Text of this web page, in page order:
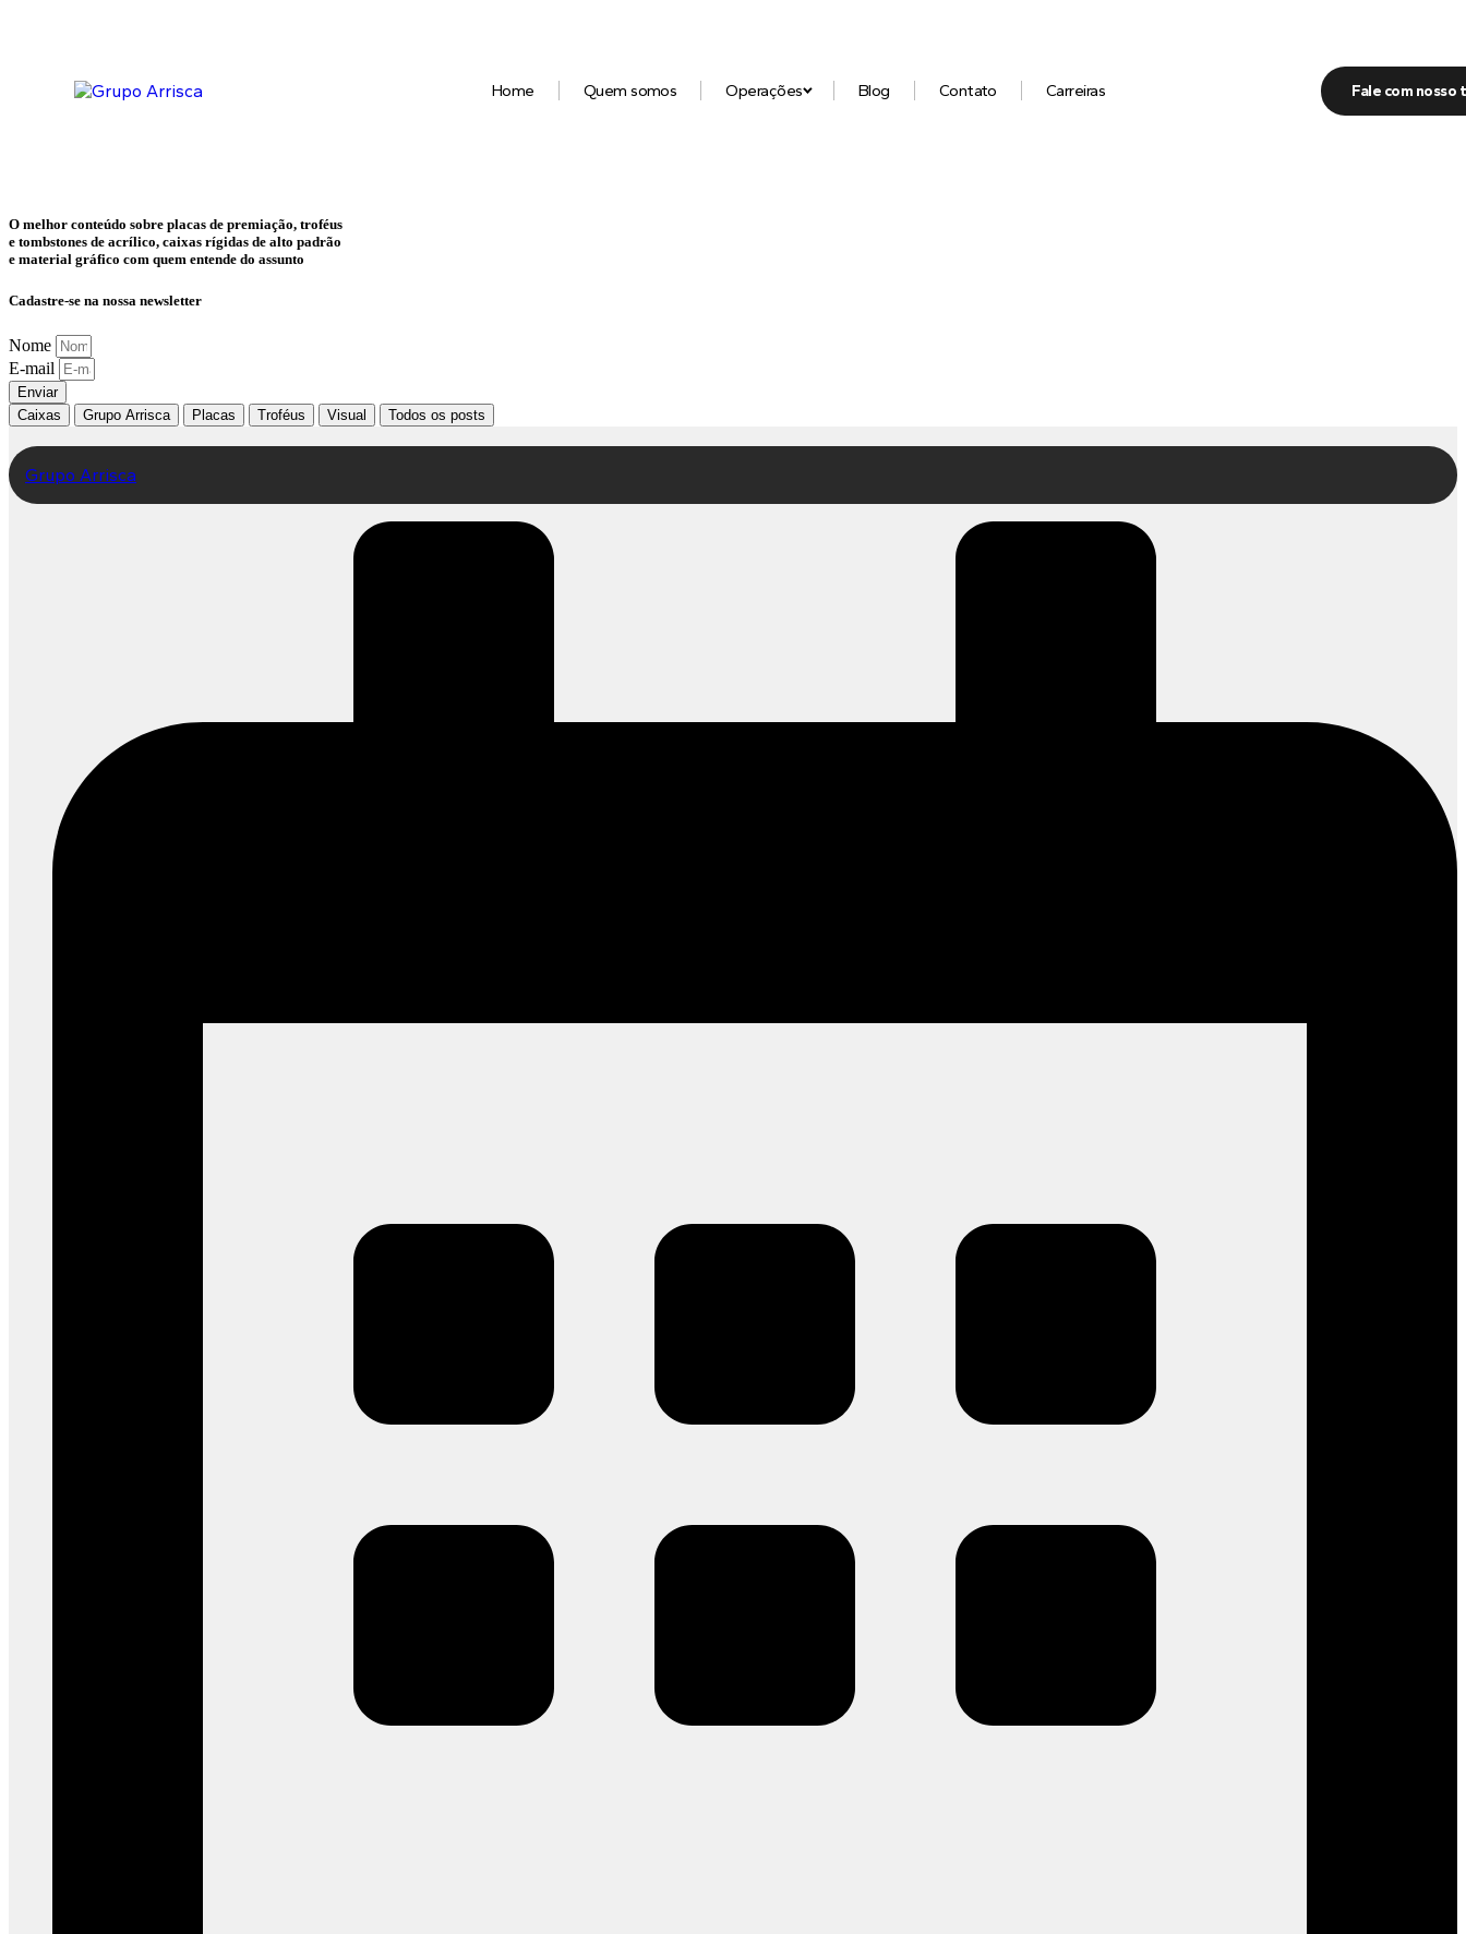
Home Quem somos Operações Blog Contato Carreiras Fale com nosso
O melhor conteúdo sobre placas de premiação, troféus
e tombstones de acrílico, caixas rígidas de alto padrão
e material gráfico com quem entende do assunto
Cadastre-se na nossa newsletter
Nome
E-mail
Enviar
Caixas
Grupo Arrisca Placas Troféus Visual Todos os posts
Grupo Arrisca